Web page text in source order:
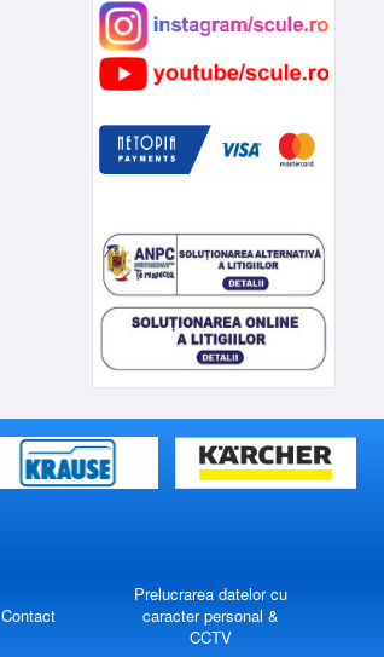
Contact
Prelucrarea datelor cu
caracter personal &
CCTV